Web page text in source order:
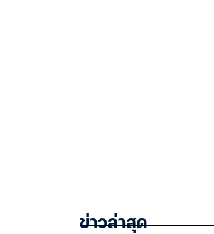
ข่าวล่าสุด